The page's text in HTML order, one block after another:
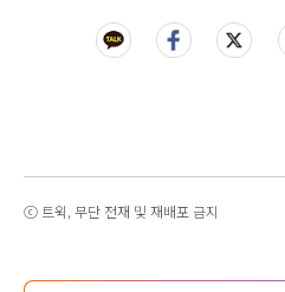
ⓒ 트윅, 무단 전재 및 재배포 금지